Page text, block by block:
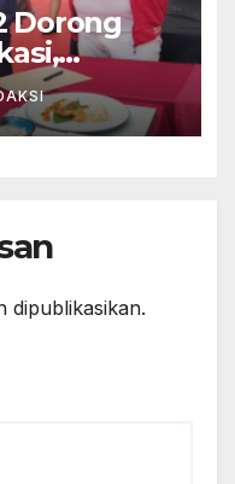
Dorong
Olahan
Pasar
dipublikasikan.